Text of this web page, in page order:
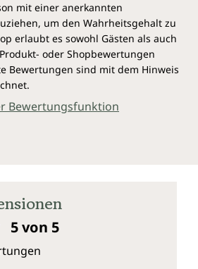
mit einer anerkannten
um den Wahrheitsgehalt zu
erlaubt es sowohl Gästen als auch
oder Shopbewertungen
Bewertungen sind mit dem Hinweis
Bewertungsfunktion
5 von 5